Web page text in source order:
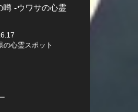
噂 -ウワサの心霊
の心霊スポット